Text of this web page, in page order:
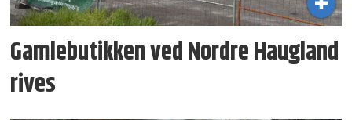
Gamlebutikken ved Nordre Haugland
rives